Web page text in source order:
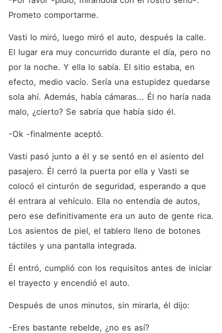
Prometo comportarme.
Vasti lo miró, luego miró el auto, después la calle.
El lugar era muy concurrido durante el día, pero no
por la noche. Y ella lo sabía. El sitio estaba, en
efecto, medio vacío. Sería una estupidez quedarse
sola ahí. Además, había cámaras... Él no haría nada
malo, ¿cierto? Se sabría que había sido él.
-Ok -finalmente aceptó.
Vasti pasó junto a él y se sentó en el asiento del
pasajero. Él cerró la puerta por ella y Vasti se
colocó el cinturón de seguridad, esperando a que
él entrara al vehículo. Ella no entendía de autos,
pero ese definitivamente era un auto de gente rica.
Los asientos de piel, el tablero lleno de botones
táctiles y una pantalla integrada.
Él entró, cumplió con los requisitos antes de iniciar
el trayecto y encendió el auto.
Después de unos minutos, sin mirarla, él dijo:
-Eres bastante rebelde, ¿no es así?